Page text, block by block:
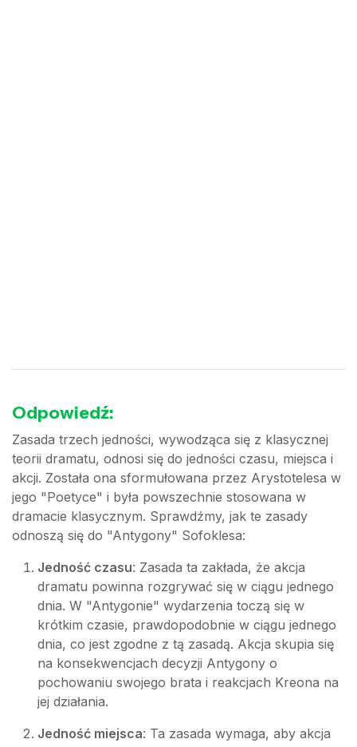
Odpowiedź:
Zasada trzech jedności, wywodząca się z klasycznej
teorii dramatu, odnosi się do jedności czasu, miejsca i
akcji. Została ona sformułowana przez Arystotelesa w
jego "Poetyce" i była powszechnie stosowana w
dramacie klasycznym. Sprawdźmy, jak te zasady
odnoszą się do "Antygony" Sofoklesa:
Jedność czasu: Zasada ta zakłada, że akcja
dramatu powinna rozgrywać się w ciągu jednego
dnia. W "Antygonie" wydarzenia toczą się w
krótkim czasie, prawdopodobnie w ciągu jednego
dnia, co jest zgodne z tą zasadą. Akcja skupia się
na konsekwencjach decyzji Antygony o
pochowaniu swojego brata i reakcjach Kreona na
jej działania.
Jedność miejsca: Ta zasada wymaga, aby akcja